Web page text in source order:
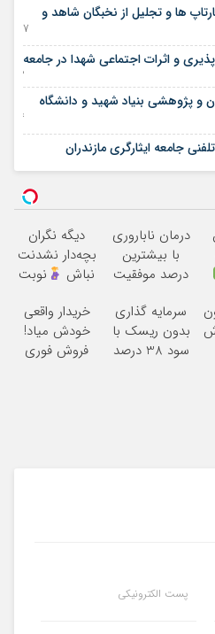
ها و تجلیل از نخبگان شاهد و
27 جولای 2025
و اثرات اجتماعی شهدا در جامعه
12 مارس 2025
و پژوهشی بنیاد شهید و دانشگاه
04 ژانویه 2025
درمان ناباروری
با بیشترین
درصد موفقیت
دیگه نگران
بچه‌دار نشدنت
نباش
نوبت
متخصصان
درمانت کنن
سرمایه گذاری
بدون ریسک با
سود 38 درصد
خریدار واقعی
خودش میاد!
فروش فوری
پست الکترونیکی